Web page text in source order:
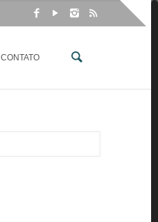
CONTATO